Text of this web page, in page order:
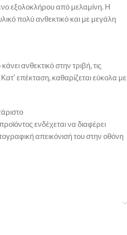
εξολοκλήρου από μελαμίνη. Η
πολύ ανθεκτικό και με μεγάλη
ανθεκτικό στην τριβή, τις
επέκταση, καθαρίζεται εύκολα με
ενδέχεται να διαφέρει
απεικόνισή του στην οθόνη